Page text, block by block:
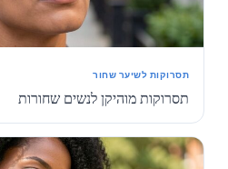
תסרוקות לשיער שחור
תסרוקות מוהיקן לנשים שחורות